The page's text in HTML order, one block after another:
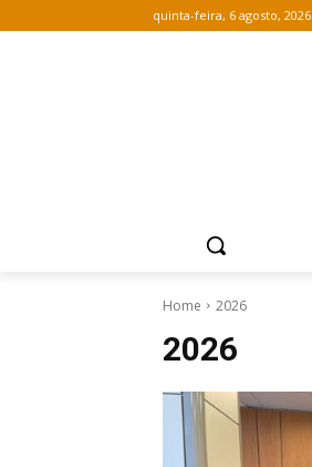
quinta-feira, 6 agosto, 2026
Home 2026
2026